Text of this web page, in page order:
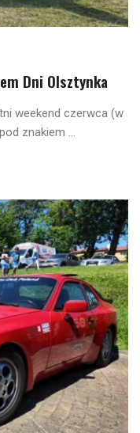
Dni Olsztynka
weekend czerwca (w
znakiem ...